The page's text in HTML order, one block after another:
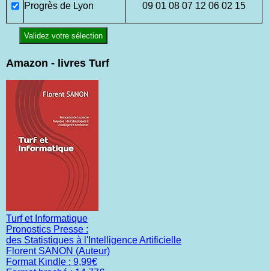
Progrès de Lyon 09 01 08 07 12 06 02 15
Validez votre sélection
Amazon - livres Turf
Turf et Informatique
Pronostics Presse :
des Statistiques à l'Intelligence Artificielle
Florent SANON (Auteur)
Format Kindle : 9,99€